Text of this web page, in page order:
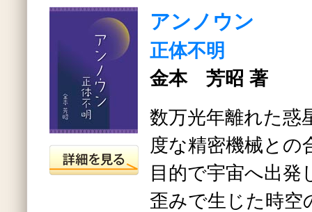
アンノウン
正体不明
金本 芳昭 著
数万光年離れた惑
度な精密機械との
目的で宇宙へ出発
歪みで生じた時空